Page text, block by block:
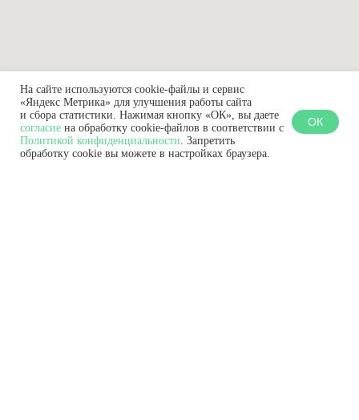
На сайте используются cookie-файлы и сервис
«Яндекс Метрика» для улучшения работы сайта
и сбора статистики. Нажимая кнопку «ОК», вы даете
согласие на обработку cookie-файлов в соответствии с
Политикой конфиденциальности. Запретить
обработку cookie вы можете в настройках браузера.
ОК